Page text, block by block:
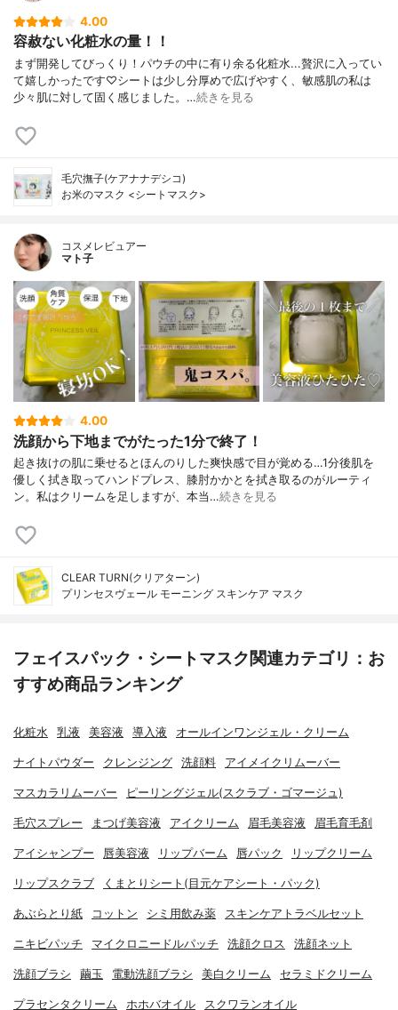
4.00
容赦ない化粧水の量！！
まず開発してびっくり！パウチの中に有り余る化粧水...贅沢に入ってい
て嬉しかったです♡シートは少し分厚めで広げやすく、敏感肌の私は
少々肌に対して固く感じました。…続きを見る
毛穴撫子(ケアナナデシコ)
お米のマスク <シートマスク>
コスメレビュアー
マト子
4.00
洗顔から下地までがたった1分で終了！
起き抜けの肌に乗せるとほんのりした爽快感で目が覚める…1分後肌を
優しく拭き取ってハンドプレス、膝肘かかとを拭き取るのがルーティ
ン。私はクリームを足しますが、本当…続きを見る
CLEAR TURN(クリアターン)
プリンセスヴェール モーニング スキンケア マスク
フェイスパック・シートマスク関連カテゴリ：お
すすめ商品ランキング
化粧水 乳液 美容液 導入液 オールインワンジェル・クリーム
ナイトパウダー クレンジング 洗顔料 アイメイクリムーバー
マスカラリムーバー ピーリングジェル(スクラブ・ゴマージュ)
毛穴スプレー まつげ美容液 アイクリーム 眉毛美容液 眉毛育毛剤
アイシャンプー 唇美容液 リップバーム 唇パック リップクリーム
リップスクラブ くまとりシート(目元ケアシート・パック)
あぶらとり紙 コットン シミ用飲み薬 スキンケアトラベルセット
ニキビパッチ マイクロニードルパッチ 洗顔クロス 洗顔ネット
洗顔ブラシ 繭玉 電動洗顔ブラシ 美白クリーム セラミドクリーム
プラセンタクリーム ホホバオイル スクワランオイル